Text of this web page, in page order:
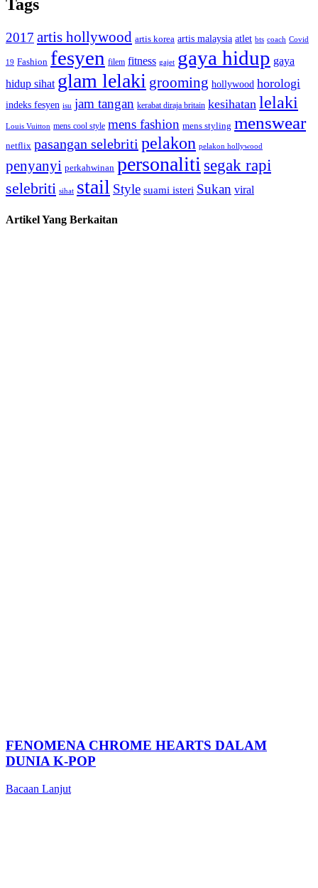
Tags
2017 artis hollywood artis korea artis malaysia atlet bts coach Covid
19 Fashion fesyen filem fitness gajet gaya hidup gaya
hidup sihat glam lelaki grooming hollywood horologi
indeks fesyen isu jam tangan kerabat diraja britain kesihatan lelaki
Louis Vuitton mens cool style mens fashion mens styling menswear
netflix pasangan selebriti pelakon pelakon hollywood
penyanyi perkahwinan personaliti segak rapi
selebriti sihat stail Style suami isteri Sukan viral
Artikel Yang Berkaitan
FENOMENA CHROME HEARTS DALAM
DUNIA K-POP
Bacaan Lanjut